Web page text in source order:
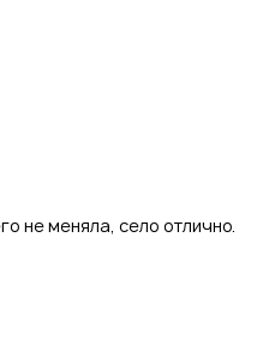
не меняла, село отлично.